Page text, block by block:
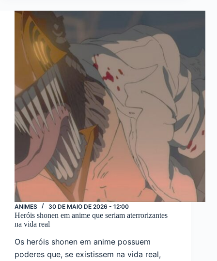
mais
sombrio
da
saga
Harry
Potter
ANIMES 30 DE MAIO DE 2026 - 12:00
Heróis shonen em anime que seriam aterrorizantes
na vida real
Os heróis shonen em anime possuem
poderes que, se existissem na vida real,